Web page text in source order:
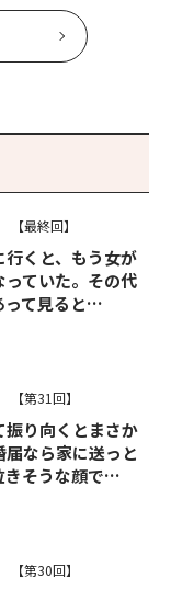
【最終回】
くと、もう女が
ていた。その代
って見ると…
【第31回】
り向くとまさか
なら家に送っと
きそうな顔で…
【第30回】